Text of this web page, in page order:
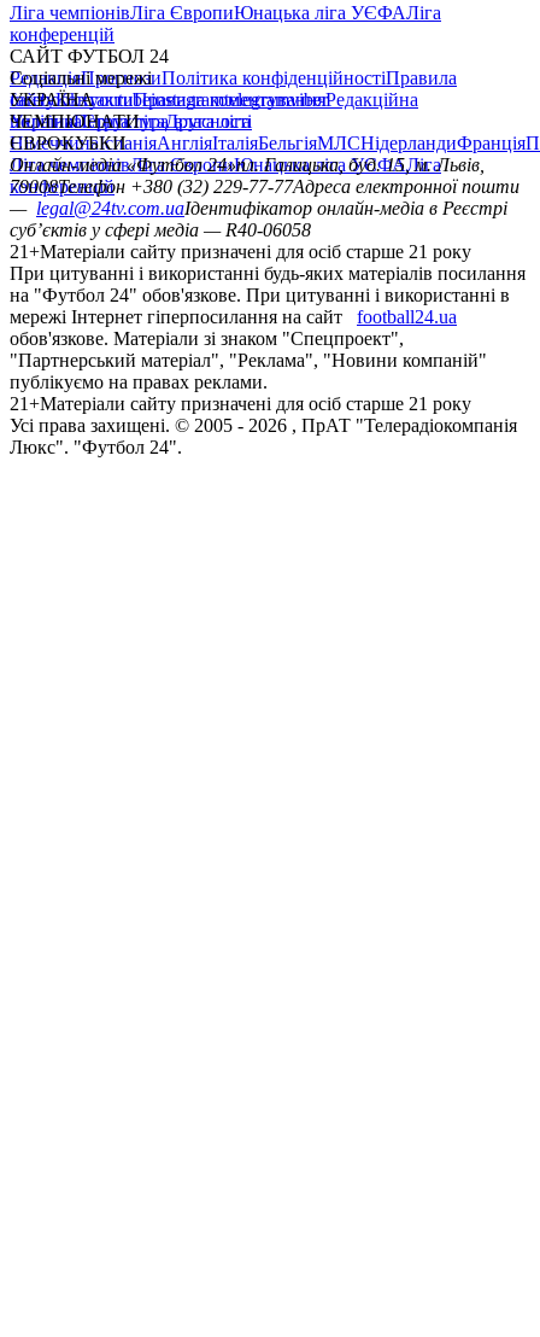
Ліга чемпіонівЛіга ЄвропиЮнацька ліга УЄФАЛіга
конференцій
САЙТ ФУТБОЛ 24
РедакціяПрогнозиПолітика конфіденційностіПравила
сайтуКонтактиПравила коментуванняРедакційна
політикаСтруктура власності
Соціальні мережі
facebookxyoutubeinstagramtelegramviber
УКРАЇНА
УкраїнаПерша лігаДруга ліга
ЧЕМПІОНАТИ
НімеччинаІспаніяАнгліяІталіяБельгіяМЛСНідерландиФранція
ЄВРОКУБКИ
Ліга чемпіонівЛіга ЄвропиЮнацька ліга УЄФАЛіга
конференцій
Онлайн-медіа «Футбол 24»пл. Галицька, буд. 15, м. Львів,
79008Телефон +380 (32) 229-77-77Адреса електронної пошти
— legal@24tv.com.uaІдентифікатор онлайн-медіа в Реєстрі
суб’єктів у сфері медіа — R40-06058
21+Матеріали сайту призначені для осіб старше 21 року
При цитуванні і використанні будь-яких матеріалів посилання
на "Футбол 24" обов'язкове. При цитуванні і використанні в
мережі Інтернет гіперпосилання на сайт
football24.ua
обов'язкове. Матеріали зі знаком "Спецпроект",
"Партнерський матеріал", "Реклама", "Новини компаній"
публікуємо на правах реклами.
21+Матеріали сайту призначені для осіб старше 21 року
Усi права захищенi. © 2005 - 2026 , ПрАТ "Телерадіокомпанія
Люкс". "Футбол 24".